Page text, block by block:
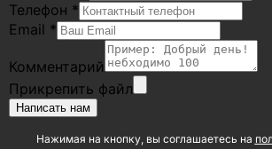
Телефон *
Email *
Комментарий
Прикрепить файл
Написать нам
Нажимая на кнопку, вы соглашаетесь на